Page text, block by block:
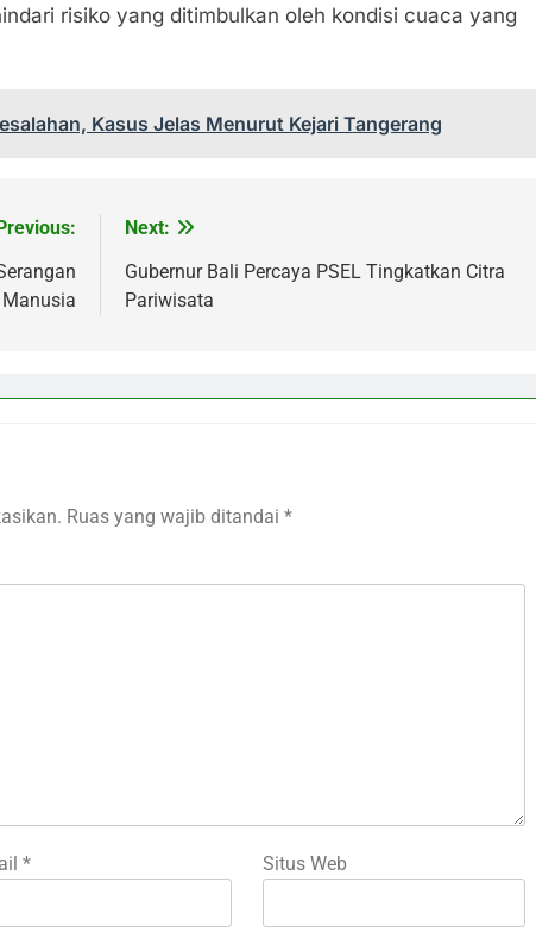
risiko yang ditimbulkan oleh kondisi cuaca yang
Kasus Jelas Menurut Kejari Tangerang
Next:
Gubernur Bali Percaya PSEL Tingkatkan Citra
Pariwisata
Ruas yang wajib ditandai *
* Situs Web